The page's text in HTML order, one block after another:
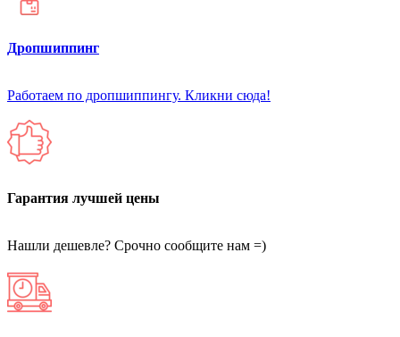
Дропшиппинг
Работаем по дропшиппингу. Кликни сюда!
Гарантия лучшей цены
Нашли дешевле? Срочно сообщите нам =)